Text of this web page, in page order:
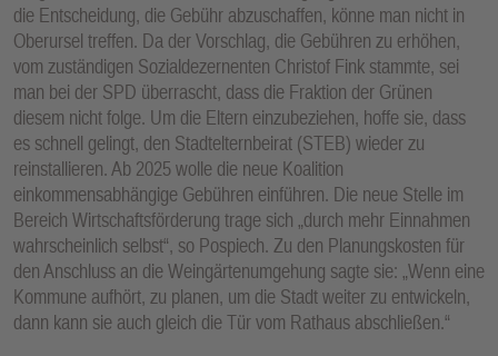
die Entscheidung, die Gebühr abzuschaffen, könne man nicht in
Oberursel treffen. Da der Vorschlag, die Gebühren zu erhöhen,
vom zuständigen Sozialdezernenten Christof Fink stammte, sei
man bei der SPD überrascht, dass die Fraktion der Grünen
diesem nicht folge. Um die Eltern einzubeziehen, hoffe sie, dass
es schnell gelingt, den Stadtelternbeirat (STEB) wieder zu
reinstallieren. Ab 2025 wolle die neue Koalition
einkommensabhängige Gebühren einführen. Die neue Stelle im
Bereich Wirtschaftsförderung trage sich „durch mehr Einnahmen
wahrscheinlich selbst“, so Pospiech. Zu den Planungskosten für
den Anschluss an die Weingärtenumgehung sagte sie: „Wenn eine
Kommune aufhört, zu planen, um die Stadt weiter zu entwickeln,
dann kann sie auch gleich die Tür vom Rathaus abschließen.“